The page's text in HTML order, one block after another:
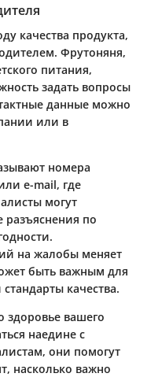
качества продукта,
Фрутоняня,
питания,
задать вопросы
данные можно
или в
номера
e-mail, где
могут
разъяснения по
на жалобы меняет
быть важным для
качества.
здоровье вашего
наедине с
они помогут
насколько важно